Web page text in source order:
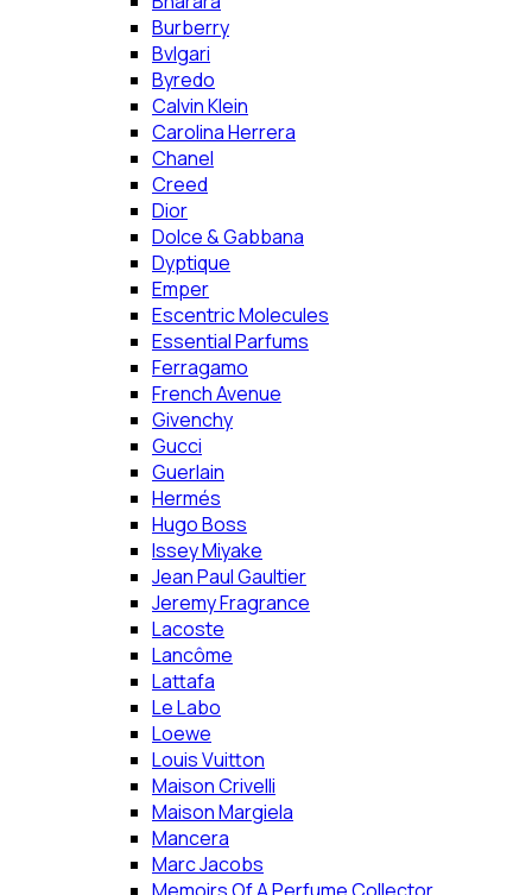
Burberry
Bvlgari
Byredo
Calvin Klein
Carolina Herrera
Chanel
Creed
Dior
Dolce & Gabbana
Dyptique
Emper
Escentric Molecules
Essential Parfums
Ferragamo
French Avenue
Givenchy
Gucci
Guerlain
Hermés
Hugo Boss
Issey Miyake
Jean Paul Gaultier
Jeremy Fragrance
Lacoste
Lancôme
Lattafa
Le Labo
Loewe
Louis Vuitton
Maison Crivelli
Maison Margiela
Mancera
Marc Jacobs